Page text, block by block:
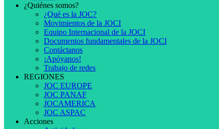
¿Quiénes somos?
¿Qué es la JOC?
Movimientos de la JOCI
Equipo Internacional de la JOCI
Documentos fundamentales de la JOCI
Contáctanos
¡Apóyanos!
Trabajo de redes
REGIONES
JOC EUROPE
JOC PANAF
JOCAMERICA
JOC ASPAC
Acciones